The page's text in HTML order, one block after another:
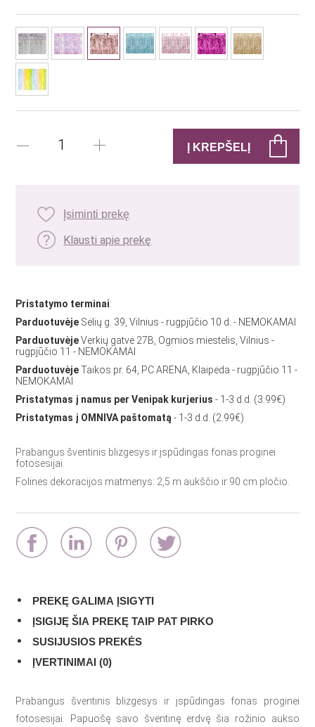
Įsiminti prekę
Klausti apie prekę
Pristatymo terminai:
Parduotuvėje Sėlių g. 39, Vilnius - rugpjūčio 10 d. - NEMOKAMAI
ParduotuvėjeVerkių gatvė 27B, Ogmios miestelis, Vilnius -
rugpjūčio 11 - NEMOKAMAI
ParduotuvėjeTaikos pr. 64, PC ARENA, Klaipėda - rugpjūčio 11 -
NEMOKAMAI
Pristatymas į namus per Venipak kurjerius - 1-3 d.d. (3.99€)
Pristatymas į OMNIVA paštomatą- 1-3 d.d. (2.99€)
Prabangus šventinis blizgesys ir įspūdingas fonas proginei
fotosesijai.
Folinės dekoracijos matmenys: 2,5 m aukščio ir 90 cm pločio.
PREKĘ GALIMA ĮSIGYTI
ĮSIGIJĘ ŠIA PREKĘ TAIP PAT PIRKO
SUSIJUSIOS PREKĖS
ĮVERTINIMAI (0)
Prabangus šventinis blizgesys ir įspūdingas fonas proginei
fotosesijai. Papuošę savo šventinę erdvę šia rožinio aukso